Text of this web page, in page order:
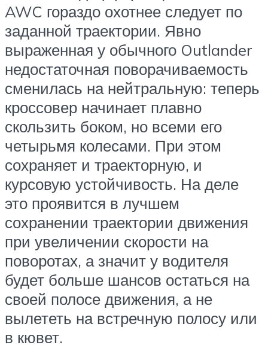
AWC гораздо охотнее следует по
заданной траектории. Явно
выраженная у обычного Outlander
недостаточная поворачиваемость
сменилась на нейтральную: теперь
кроссовер начинает плавно
скользить боком, но всеми его
четырьмя колесами. При этом
сохраняет и траекторную, и
курсовую устойчивость. На деле
это проявится в лучшем
сохранении траектории движения
при увеличении скорости на
поворотах, а значит у водителя
будет больше шансов остаться на
своей полосе движения, а не
вылететь на встречную полосу или
в кювет.